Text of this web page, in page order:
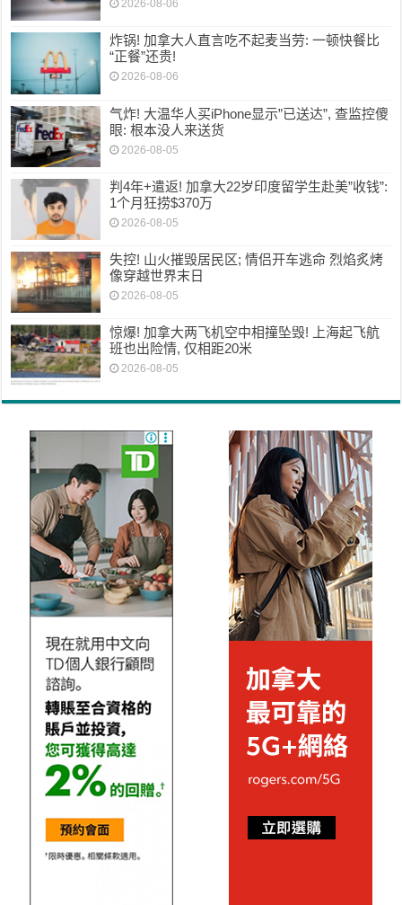
2026-08-06
炸锅! 加拿大人直言吃不起麦当劳: 一顿快餐比
“正餐”还贵!
2026-08-06
气炸! 大温华人买iPhone显示”已送达”, 查监控傻
眼: 根本没人来送货
2026-08-05
判4年+遣返! 加拿大22岁印度留学生赴美”收钱”:
1个月狂捞$370万
2026-08-05
失控! 山火摧毁居民区; 情侣开车逃命 烈焰炙烤
像穿越世界末日
2026-08-05
惊爆! 加拿大两飞机空中相撞坠毁! 上海起飞航
班也出险情, 仅相距20米
2026-08-05